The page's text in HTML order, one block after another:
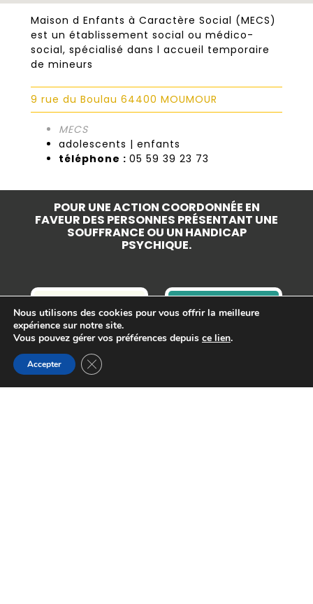
Maison d Enfants à Caractère Social (MECS)
est un établissement social ou médico-
social, spécialisé dans l accueil temporaire
de mineurs
9 rue du Boulau 64400 MOUMOUR
MECS
adolescents | enfants
téléphone :05 59 39 23 73
POUR UNE ACTION COORDONNÉE EN
FAVEUR DES PERSONNES PRÉSENTANT UNE
SOUFFRANCE OU UN HANDICAP
PSYCHIQUE.
Nous utilisons des cookies pour vous offrir la meilleure
expérience sur notre site.
Vous pouvez gérer vos préférences depuis ce lien.
Accepter Fermer la bannière des cookies GDPR